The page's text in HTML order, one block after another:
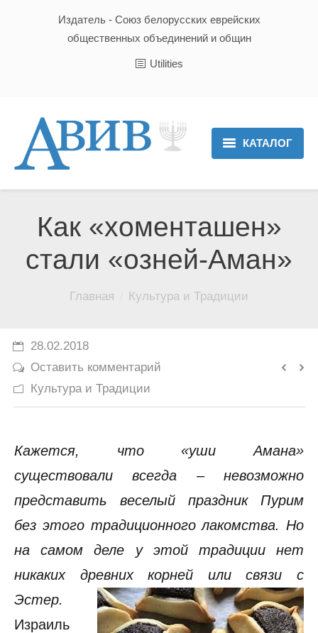
Издатель - Союз белорусских еврейских
общественных объединений и общин
Utilities
КАТАЛОГ
Культура и Традиции
Юмор
Как «хоменташен»
стали «озней-Аман»
Вы здесь:Главная Культура и Традиции
28.02.2018
Оставить комментарий
Культура и Традиции
Кажется, что «уши Амана»
существовали всегда – невозможно
представить веселый праздник Пурим
без этого традиционного лакомства. Но
на самом деле у этой традиции нет
никаких древних корней или связи с
Эстер.
Израиль